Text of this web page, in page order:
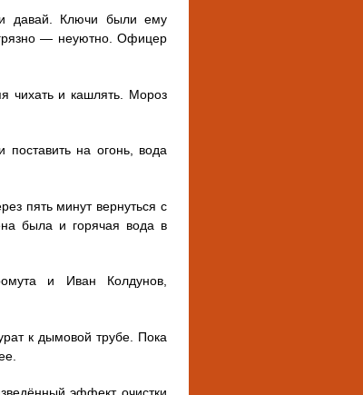
давай. Ключи были ему
— неуютно. Офицер
чихать и кашлять. Мороз
на огонь, вода
пять минут вернуться с
была и горячая вода в
и Иван Колдунов,
к дымовой трубе. Пока